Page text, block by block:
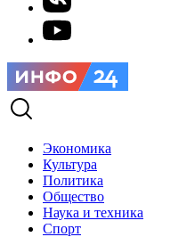
Экономика
Культура
Политика
Общество
Наука и техника
Спорт